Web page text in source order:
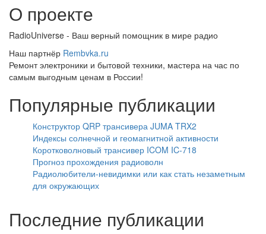
О проекте
RadioUniverse - Ваш верный помощник в мире радио
Наш партнёр Rembvka.ru
Ремонт электроники и бытовой техники, мастера на час по
самым выгодным ценам в России!
Популярные публикации
Конструктор QRP трансивера JUMA TRX2
Индексы солнечной и геомагнитной активности
Коротковолновый трансивер ICOM IC-718
Прогноз прохождения радиоволн
Радиолюбители-невидимки или как стать незаметным
для окружающих
Последние публикации